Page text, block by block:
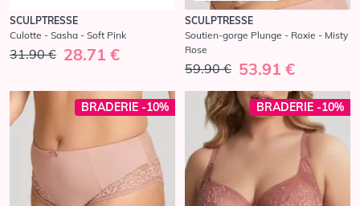
SCULPTRESSE
Culotte - Sasha - Soft Pink
31.90 € 28.71 €
SCULPTRESSE
Soutien-gorge Plunge - Roxie - Misty
Rose
59.90 € 53.91 €
BRADERIE -10% BRADERIE -10%